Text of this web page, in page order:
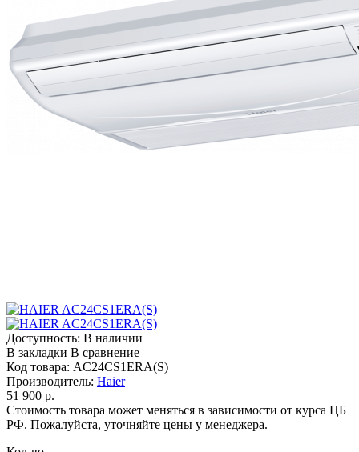
Доступность: В наличии
В закладки В сравнение
Код товара: AC24CS1ERA(S)
Производитель: Haier
51 900 р.
Стоимость товара может меняться в зависимости от курса ЦБ
РФ. Пожалуйста, уточняйте цены у менеджера.